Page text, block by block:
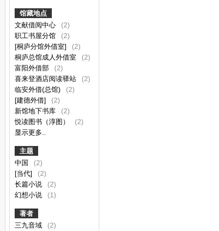
馆藏地点
文献借阅中心
(2)
职工书屋分馆
(2)
[桐庐分馆外借室]
(2)
桐庐总馆成人外借室
(2)
富阳外借部
(2)
喜来登酒店阅读驿站
(2)
临安外借(总馆)
(2)
[建德外借]
(2)
新馆地下书库
(2)
悦读图书（淳图）
(2)
显示更多..
主题
中国
(2)
[当代]
(2)
长篇小说
(2)
幻想小说
(1)
著者
三九音域
(2)